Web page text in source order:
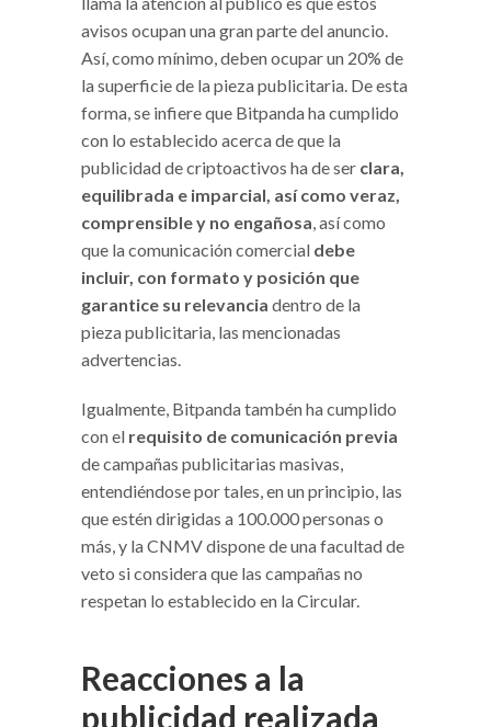
avisos ocupan una gran parte del anuncio.
Así, como mínimo, deben ocupar un 20% de
la superficie de la pieza publicitaria. De esta
forma, se infiere que Bitpanda ha cumplido
con lo establecido acerca de que la
publicidad de criptoactivos ha de ser clara,
equilibrada e imparcial, así como veraz,
comprensible y no engañosa, así como
que la comunicación comercial debe
incluir, con formato y posición que
garantice su relevancia dentro de la
pieza publicitaria, las mencionadas
advertencias.
Igualmente, Bitpanda tambén ha cumplido
con el requisito de comunicación previa
de campañas publicitarias masivas,
entendiéndose por tales, en un principio, las
que estén dirigidas a 100.000 personas o
más, y la CNMV dispone de una facultad de
veto si considera que las campañas no
respetan lo establecido en la Circular.
Reacciones a la
publicidad realizada